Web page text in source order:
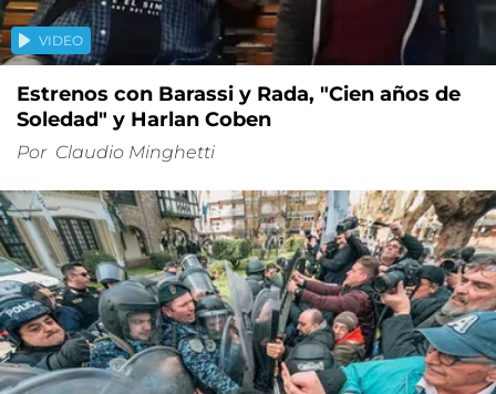
VIDEO
Estrenos con Barassi y Rada, "Cien años de
Soledad" y Harlan Coben
Por Claudio Minghetti